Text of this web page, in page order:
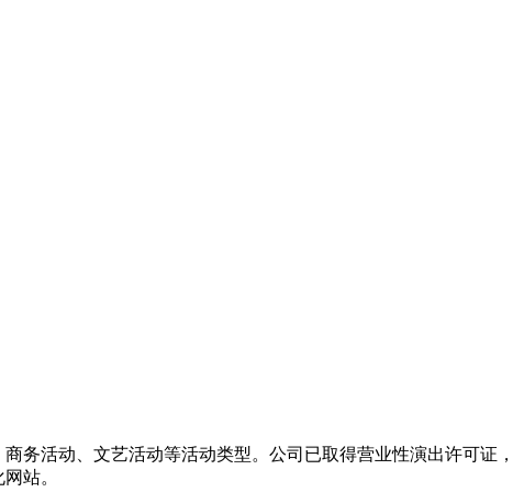
务活动、文艺活动等活动类型。公司已取得营业性演出许可证，
站。